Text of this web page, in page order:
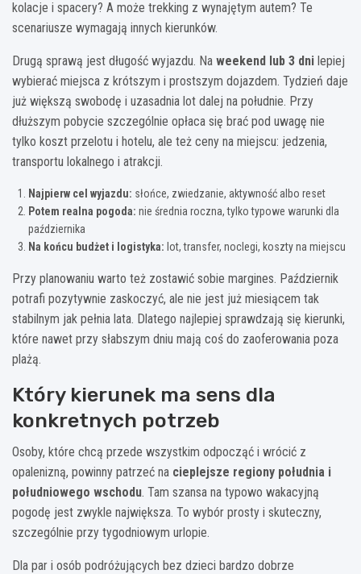
kolacje i spacery? A może trekking z wynajętym autem? Te
scenariusze wymagają innych kierunków.
Drugą sprawą jest długość wyjazdu. Na weekend lub 3 dni lepiej
wybierać miejsca z krótszym i prostszym dojazdem. Tydzień daje
już większą swobodę i uzasadnia lot dalej na południe. Przy
dłuższym pobycie szczególnie opłaca się brać pod uwagę nie
tylko koszt przelotu i hotelu, ale też ceny na miejscu: jedzenia,
transportu lokalnego i atrakcji.
Najpierw cel wyjazdu: słońce, zwiedzanie, aktywność albo reset
Potem realna pogoda: nie średnia roczna, tylko typowe warunki dla
października
Na końcu budżet i logistyka: lot, transfer, noclegi, koszty na miejscu
Przy planowaniu warto też zostawić sobie margines. Październik
potrafi pozytywnie zaskoczyć, ale nie jest już miesiącem tak
stabilnym jak pełnia lata. Dlatego najlepiej sprawdzają się kierunki,
które nawet przy słabszym dniu mają coś do zaoferowania poza
plażą.
Który kierunek ma sens dla
konkretnych potrzeb
Osoby, które chcą przede wszystkim odpocząć i wrócić z
opalenizną, powinny patrzeć na cieplejsze regiony południa i
południowego wschodu. Tam szansa na typowo wakacyjną
pogodę jest zwykle największa. To wybór prosty i skuteczny,
szczególnie przy tygodniowym urlopie.
Dla par i osób podróżujących bez dzieci bardzo dobrze